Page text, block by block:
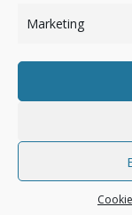
Marketing
Anmelden